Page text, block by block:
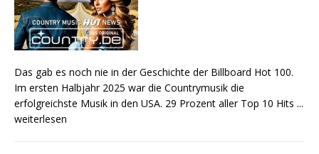
Das gab es noch nie in der Geschichte der Billboard Hot 100.
Im ersten Halbjahr 2025 war die Countrymusik die
erfolgreichste Musik in den USA. 29 Prozent aller Top 10 Hits ...
weiterlesen